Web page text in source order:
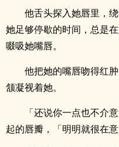
他舌头探入她唇里，
她足够停歇的时间，总是
啜吸她嘴唇。
他把她的嘴唇吻得红
颔凝视着她。
「还说你一点也不介
起的唇瓣，「明明就很在意